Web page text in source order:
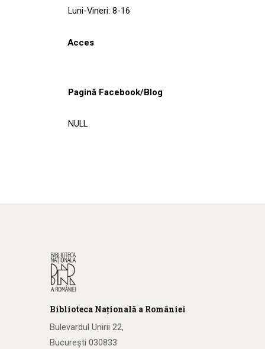
Luni-Vineri: 8-16
Acces
Pagină Facebook/Blog
NULL
Biblioteca Națională a României
Bulevardul Unirii 22,
București 030833